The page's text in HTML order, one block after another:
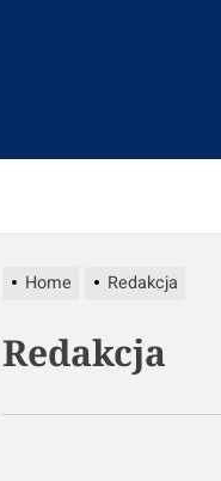
Home Redakcja
Redakcja